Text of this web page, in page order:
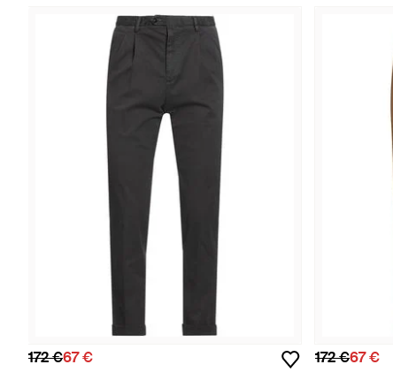
172 €67 € 172 €67 €